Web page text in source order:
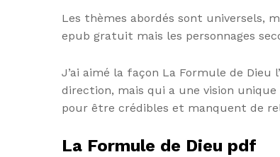
Les thèmes abordés sont universels,
epub gratuit mais les personnages
J’ai aimé la façon La Formule de
direction, mais qui a une vision
pour être crédibles et manquent de
La Formule de Dieu pdf